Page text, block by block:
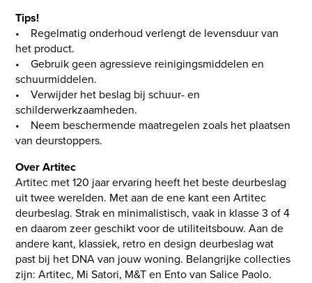
Tips!
• Regelmatig onderhoud verlengt de levensduur van
het product.
• Gebruik geen agressieve reinigingsmiddelen en
schuurmiddelen.
• Verwijder het beslag bij schuur- en
schilderwerkzaamheden.
• Neem beschermende maatregelen zoals het plaatsen
van deurstoppers.
Over Artitec
Artitec met 120 jaar ervaring heeft het beste deurbeslag
uit twee werelden. Met aan de ene kant een Artitec
deurbeslag. Strak en minimalistisch, vaak in klasse 3 of 4
en daarom zeer geschikt voor de utiliteitsbouw. Aan de
andere kant, klassiek, retro en design deurbeslag wat
past bij het DNA van jouw woning. Belangrijke collecties
zijn: Artitec, Mi Satori, M&T en Ento van Salice Paolo.